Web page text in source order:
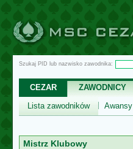
Szukaj PID lub nazwisko zawodnika:
CEZAR ZAWODNICY
Lista zawodników
Awansy
Mistrz Klubowy